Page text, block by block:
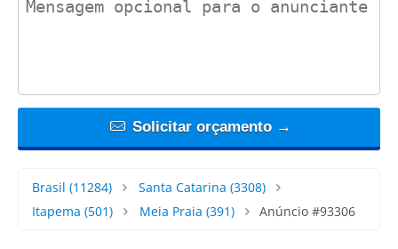
Solicitar orçamento →
Brasil (11284) Santa Catarina (3308)
Itapema (501) Meia Praia (391) Anúncio #93306